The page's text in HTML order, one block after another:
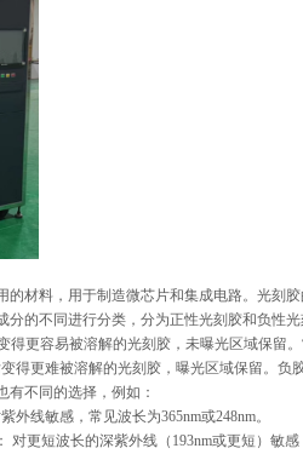
材料，用于制造微芯片和集成电路。光刻胶
分的不同进行分类，分为正性光刻胶和负性
得更容易被溶解的光刻胶，未曝光区域保留
得更难被溶解的光刻胶，曝光区域保留。负
有不同的选择，例如：
外线敏感，常见波长为365nm或248nm。
对更短波长的深紫外线（193nm或更短）敏